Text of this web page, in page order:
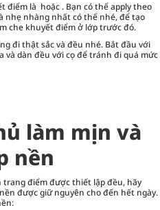
điểm là hoặc . Bạn có thể apply theo
nhẹ nhàng nhất có thể nhé, để tạo
che khuyết điểm ở lớp trước đó.
đi thật sắc và đều nhé. Bắt đầu với
và dàn đều với cọ để tránh đi quá mức
làm mịn và
nền
điểm được thiết lập đều, hãy
được giữ nguyên cho đến hết ngày.